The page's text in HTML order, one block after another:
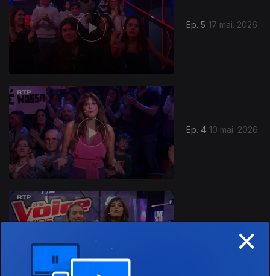
Ep. 5 17 mai. 2026
Ep. 4 10 mai. 2026
03 mai. 2026
×